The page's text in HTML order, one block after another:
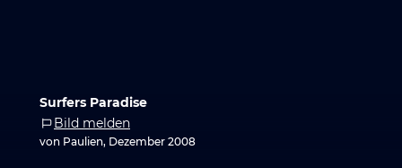
Surfers Paradise
Bild melden
von Paulien, Dezember 2008